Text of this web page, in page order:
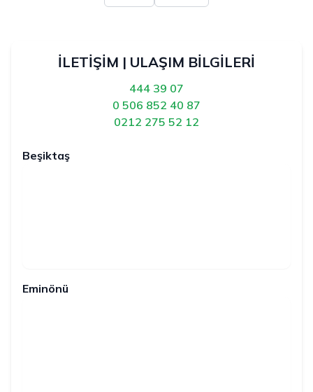
İLETİŞİM | ULAŞIM BİLGİLERİ
444 39 07
0 506 852 40 87
0212 275 52 12
Beşiktaş
Eminönü